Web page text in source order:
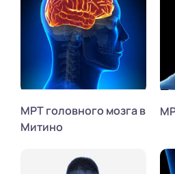
МРТ головного мозга в
Митино